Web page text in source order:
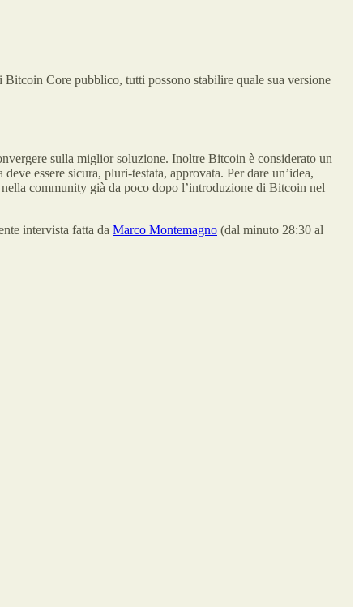
Bitcoin Core pubblico, tutti possono stabilire quale sua versione
sulla miglior soluzione. Inoltre Bitcoin è considerato un
deve essere sicura, pluri-testata, approvata. Per dare un’idea,
community già da poco dopo l’introduzione di Bitcoin nel
intervista fatta da Marco Montemagno (dal minuto 28:30 al